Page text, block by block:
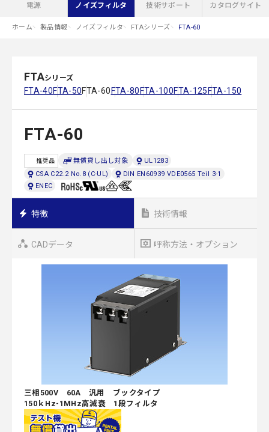
電源 ノイズフィルタ 技術サポート カタログサイト
ホーム 製品情報 ノイズフィルタ FTAシリーズ FTA-60
FTAシリーズ
FTA-40FTA-50FTA-60 FTA-80 FTA-100FTA-125 FTA-150
FTA-60
推奨品 無償貸し出し対象
UL1283
CSA C22.2 No.8 (C-UL)
DIN EN60939 VDE0565 Teil 3-1
ENEC
特徴 技術情報
CADデータ 呼称方法・オプション
三相500V 60A 汎用 ブックタイプ
150ｋHz-1MHz高減衰 1段フィルタ